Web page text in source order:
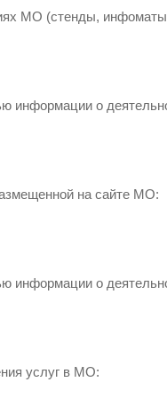
МО (стенды,
информации о
на сайте МО:
информации о
услуг в МО: